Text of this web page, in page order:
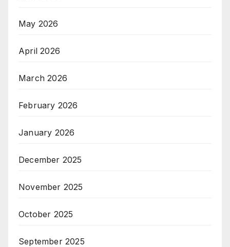
May 2026
April 2026
March 2026
February 2026
January 2026
December 2025
November 2025
October 2025
September 2025